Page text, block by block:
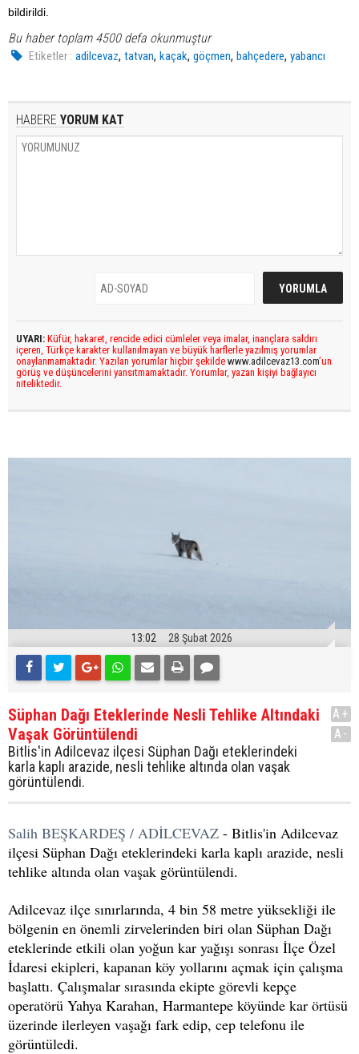
bildirildi.
Bu haber toplam 4500 defa okunmuştur
Etiketler : adilcevaz,tatvan,kaçak,göçmen,bahçedere,yabancı
HABERE YORUM KAT
UYARI: Küfür, hakaret, rencide edici cümleler veya imalar, inançlara saldırı
içeren, Türkçe karakter kullanılmayan ve büyük harflerle yazılmış yorumlar
onaylanmamaktadır. Yazılan yorumlar hiçbir şekilde www.adilcevaz13.com’un
görüş ve düşüncelerini yansıtmamaktadır. Yorumlar, yazan kişiyi bağlayıcı
niteliktedir.
13:02 28 Şubat 2026
Süphan Dağı Eteklerinde Nesli Tehlike Altındaki
Vaşak Görüntülendi
Bitlis'in Adilcevaz ilçesi Süphan Dağı eteklerindeki
karla kaplı arazide, nesli tehlike altında olan vaşak
görüntülendi.
A+
A-
Salih BEŞKARDEŞ / ADİLCEVAZ - Bitlis'in Adilcevaz
ilçesi Süphan Dağı eteklerindeki karla kaplı arazide, nesli
tehlike altında olan vaşak görüntülendi.
Adilcevaz ilçe sınırlarında, 4 bin 58 metre yüksekliği ile
bölgenin en önemli zirvelerinden biri olan Süphan Dağı
eteklerinde etkili olan yoğun kar yağışı sonrası İlçe Özel
İdaresi ekipleri, kapanan köy yollarını açmak için çalışma
başlattı. Çalışmalar sırasında ekipte görevli kepçe
operatörü Yahya Karahan, Harmantepe köyünde kar örtüsü
üzerinde ilerleyen vaşağı fark edip, cep telefonu ile
görüntüledi.